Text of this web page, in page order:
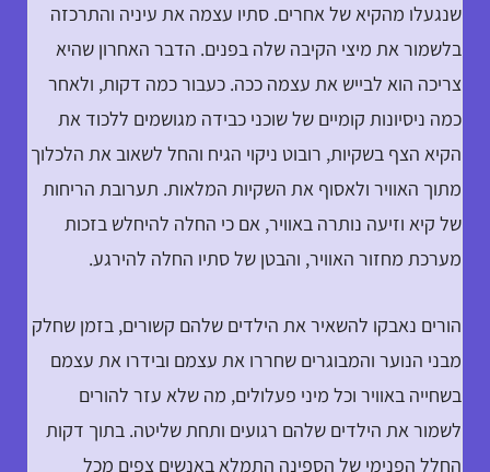
שנגעלו מהקיא של אחרים. סתיו עצמה את עיניה והתרכזה
בלשמור את מיצי הקיבה שלה בפנים. הדבר האחרון שהיא
צריכה הוא לבייש את עצמה ככה. כעבור כמה דקות, ולאחר
כמה ניסיונות קומיים של שוכני כבידה מגושמים ללכוד את
הקיא הצף בשקיות, רובוט ניקוי הגיח והחל לשאוב את הלכלוך
מתוך האוויר ולאסוף את השקיות המלאות. תערובת הריחות
של קיא וזיעה נותרה באוויר, אם כי החלה להיחלש בזכות
מערכת מחזור האוויר, והבטן של סתיו החלה להירגע.
הורים נאבקו להשאיר את הילדים שלהם קשורים, בזמן שחלק
מבני הנוער והמבוגרים שחררו את עצמם ובידרו את עצמם
בשחייה באוויר וכל מיני פעלולים, מה שלא עזר להורים
לשמור את הילדים שלהם רגועים ותחת שליטה. בתוך דקות
החלל הפנימי של הספינה התמלא באנשים צפים מכל